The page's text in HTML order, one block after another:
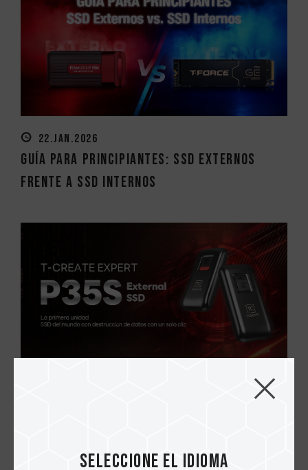
22.JAN.2026
Guía para principiantes: SSD externos
frente a SSD internos
Seleccione el idioma